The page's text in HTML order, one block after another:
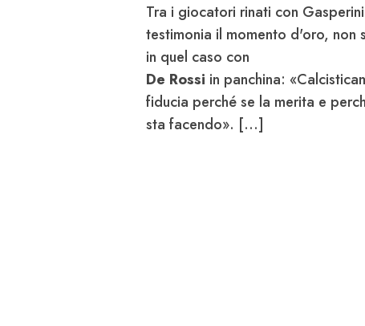
Tra i giocatori rinati con
testimonia il momento d'oro,
in quel caso con
De Rossi in panchina:
fiducia perché se la merita e
sta facendo». [...]